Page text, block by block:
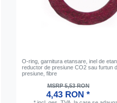
O-ring, garnitura etansare, inel de
reductor de presiune CO2 sau furtun
presiune, fibre
MSRP 5,53 RON
4,43 RON *